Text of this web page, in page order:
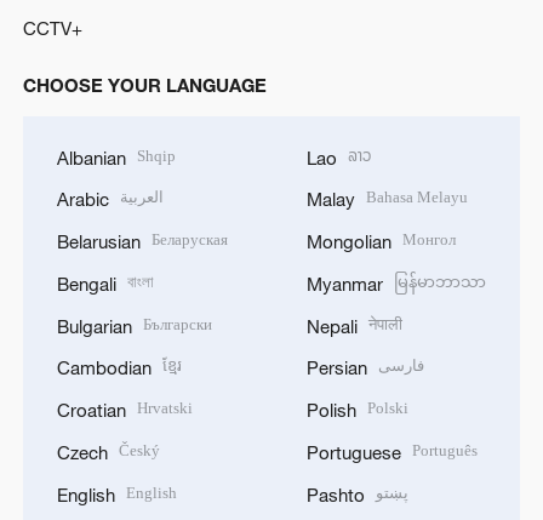
CCTV+
CHOOSE YOUR LANGUAGE
Albanian Shqip
Arabic العربية
Belarusian Беларуская
Bengali বাংলা
Bulgarian Български
Cambodian ខ្មែរ
Croatian Hrvatski
Czech Český
English English
Lao ລາວ
Malay Bahasa Melayu
Mongolian Монгол
Myanmar မြန်မာဘာသာ
Nepali नेपाली
Persian فارسی
Polish Polski
Portuguese Português
Pashto پښتو